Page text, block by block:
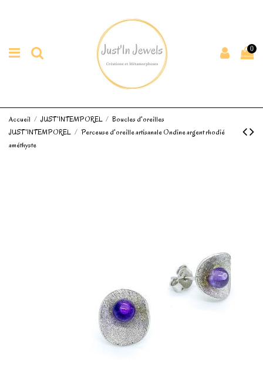
0
Accueil JUST'INTEMPOREL
Boucles d'oreilles
JUST'INTEMPOREL
Perceuse d'oreille artisanale Ondine argent rhodié
améthyste